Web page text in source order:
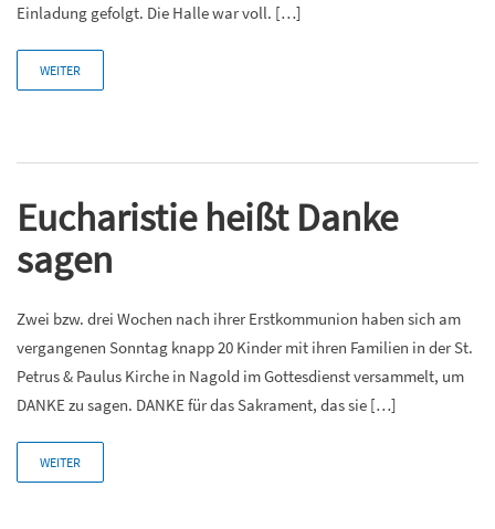
Einladung gefolgt. Die Halle war voll. […]
WEITER
Eucharistie heißt Danke
sagen
Zwei bzw. drei Wochen nach ihrer Erstkommunion haben sich am
vergangenen Sonntag knapp 20 Kinder mit ihren Familien in der St.
Petrus & Paulus Kirche in Nagold im Gottesdienst versammelt, um
DANKE zu sagen. DANKE für das Sakrament, das sie […]
WEITER